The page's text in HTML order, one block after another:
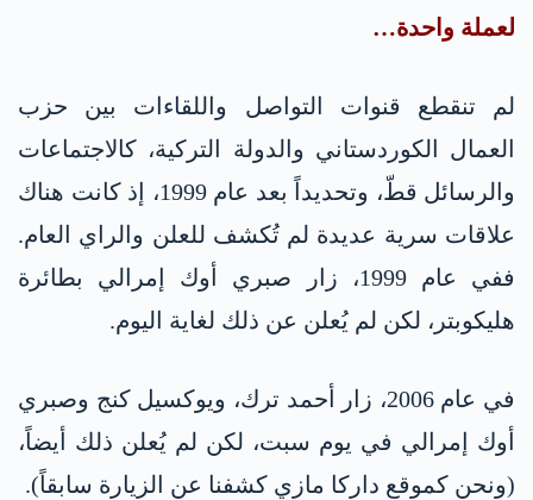
لعملة واحدة…
لم تنقطع قنوات التواصل واللقاءات بين حزب
العمال الكوردستاني والدولة التركية، كالاجتماعات
والرسائل قطّ، وتحديداً بعد عام 1999، إذ كانت هناك
علاقات سرية عديدة لم تُكشف للعلن والراي العام.
ففي عام 1999، زار صبري أوك إمرالي بطائرة
هليكوبتر، لكن لم يُعلن عن ذلك لغاية اليوم.
في عام 2006، زار أحمد ترك، ويوكسيل كنج وصبري
أوك إمرالي في يوم سبت، لكن لم يُعلن ذلك أيضاً،
(ونحن كموقع داركا مازي كشفنا عن الزيارة سابقاً).